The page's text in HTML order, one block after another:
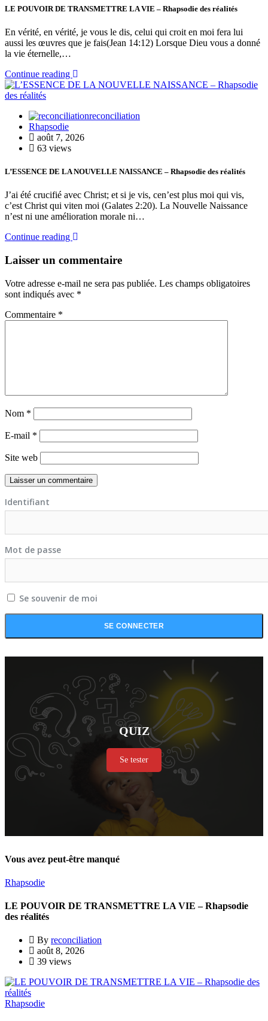
LE POUVOIR DE TRANSMETTRE LA VIE – Rhapsodie des réalités
En vérité, en vérité, je vous le dis, celui qui croit en moi fera lui
aussi les œuvres que je fais(Jean 14:12) Lorsque Dieu vous a donné
la vie éternelle,…
Continue reading
reconciliation
Rhapsodie
août 7, 2026
63 views
L’ESSENCE DE LA NOUVELLE NAISSANCE – Rhapsodie des réalités
J’ai été crucifié avec Christ; et si je vis, cen’est plus moi qui vis,
c’est Christ qui viten moi (Galates 2:20). La Nouvelle Naissance
n’est ni une amélioration morale ni…
Continue reading
Laisser un commentaire
Votre adresse e-mail ne sera pas publiée. Les champs obligatoires
sont indiqués avec *
Commentaire *
Nom *
E-mail *
Site web
Identifiant
Mot de passe
Se souvenir de moi
QUIZ
Se tester
Vous avez peut-être manqué
Rhapsodie
LE POUVOIR DE TRANSMETTRE LA VIE – Rhapsodie
des réalités
By reconciliation
août 8, 2026
39 views
Rhapsodie